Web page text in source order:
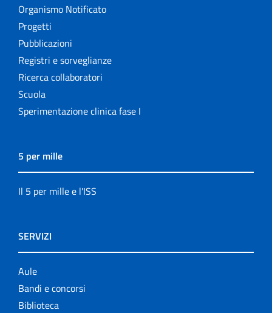
Organismo Notificato
Progetti
Pubblicazioni
Registri e sorveglianze
Ricerca collaboratori
Scuola
Sperimentazione clinica fase I
5 per mille
Il 5 per mille e l'ISS
SERVIZI
Aule
Bandi e concorsi
Biblioteca